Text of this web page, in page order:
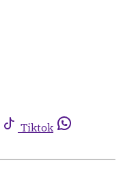
Tiktok